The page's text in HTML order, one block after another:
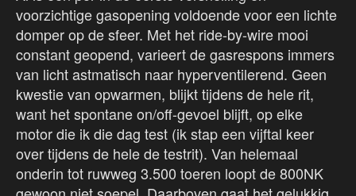
voorzichtige gasopening voldoende voor een lichte
domper op de sfeer. Met het ride-by-wire mooi
constant geopend, varieert de gasrespons immers
van licht astmatisch naar hyperventilerend. Geen
kwestie van opwarmen, blijkt tijdens de hele rit,
want het spontane on/off-gevoel blijft, op elke
motor die ik die dag test (ik stap een vijftal keer
over tijdens de hele de testrit). Van helemaal
onderin tot ruwweg 3.500 toeren loopt de 800NK